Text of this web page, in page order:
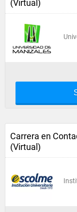
(Virtual)
Carrera en
(Virtual)